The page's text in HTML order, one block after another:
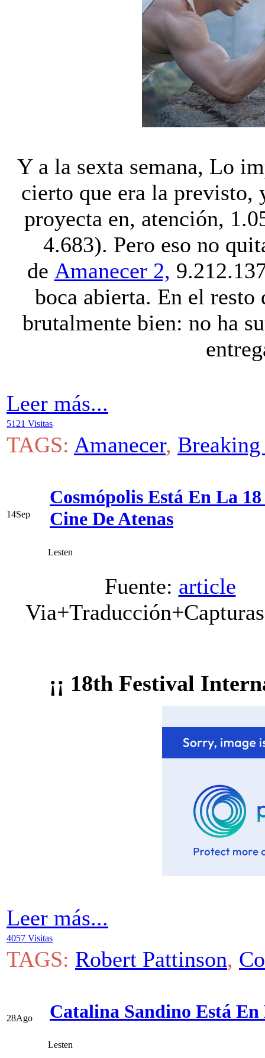
Y a la sexta semana, Lo
cierto que era la previsto,
proyecta en, atención,
4.683). Pero eso no
de Amanecer 2,
boca abierta. En el
brutalmente bien: no ha
Leer más...
5121 Visitas
TAGS: Amanecer,
14Sep
Cosmópolis Está En La
Cine De Atenas
Lesten
Fuente: article
¡¡ 18th Festival
Leer más...
4057 Visitas
TAGS: Robert Pattinson,
28Ago Catalina Sandino Está
Lesten